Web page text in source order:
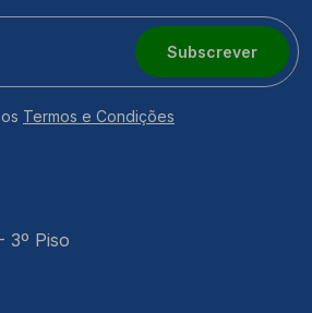
Subscrever
Termos e Condições
3º Piso